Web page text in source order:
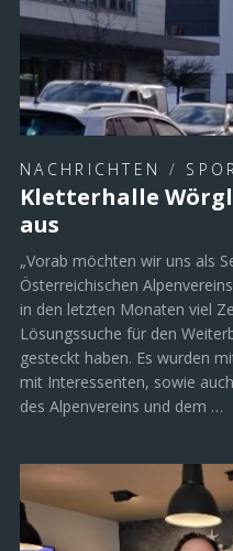
NACHRICHTEN /
Kletterhalle
aus
„Vorab möchten wir uns als
Österreichischen
in den letzten Monaten viel
Lösungssuche für den
gesteckt haben. Es wurden
mit Interessenten, sowie
des Alpenvereins und dem …